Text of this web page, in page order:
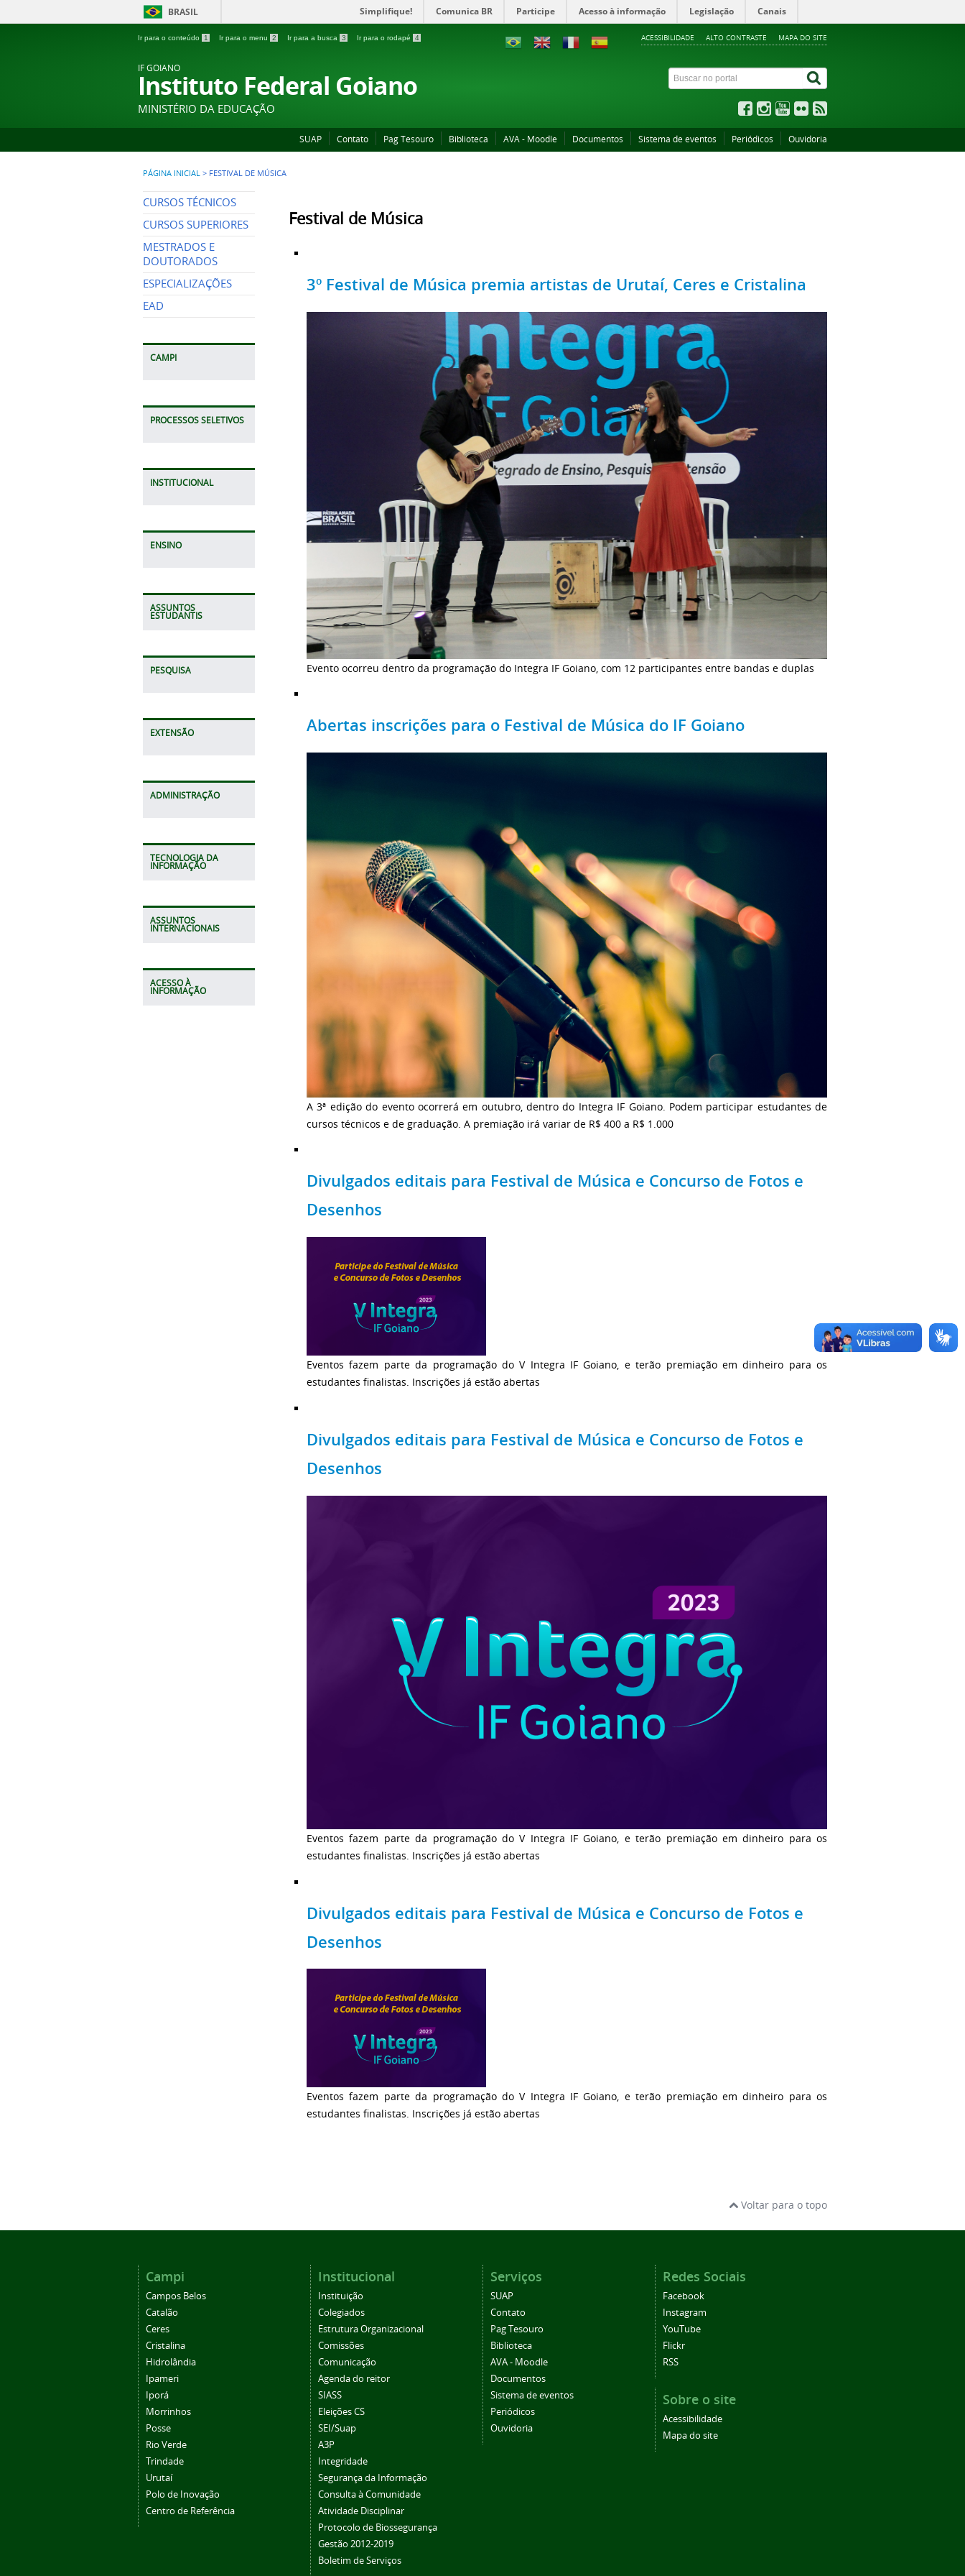
BRASIL Simplifique! Comunica BR Participe Acesso à informação Legislação Canais
Ir para o conteúdo 1 Ir para o menu 2 Ir para a busca 3 Ir para o rodapé 4 ACESSIBILIDADE ALTO CONTRASTE MAPA DO SITE
IF GOIANO
Instituto Federal Goiano
MINISTÉRIO DA EDUCAÇÃO
SUAP Contato Pag Tesouro Biblioteca AVA - Moodle Documentos Sistema de eventos Periódicos Ouvidoria
PÁGINA INICIAL > FESTIVAL DE MÚSICA
CURSOS TÉCNICOS
CURSOS SUPERIORES
MESTRADOS E
DOUTORADOS
ESPECIALIZAÇÕES
EAD
CAMPI
PROCESSOS SELETIVOS
INSTITUCIONAL
ENSINO
ASSUNTOS
ESTUDANTIS
PESQUISA
EXTENSÃO
ADMINISTRAÇÃO
TECNOLOGIA DA
INFORMAÇÃO
ASSUNTOS
INTERNACIONAIS
ACESSO À
INFORMAÇÃO
Festival de Música
3º Festival de Música premia artistas de Urutaí, Ceres e Cristalina
Evento ocorreu dentro da programação do Integra IF Goiano, com 12 participantes entre bandas e duplas
Abertas inscrições para o Festival de Música do IF Goiano
A 3ª edição do evento ocorrerá em outubro, dentro do Integra IF Goiano. Podem participar estudantes de
cursos técnicos e de graduação. A premiação irá variar de R$ 400 a R$ 1.000
Divulgados editais para Festival de Música e Concurso de Fotos e
Desenhos
Eventos fazem parte da programação do V Integra IF Goiano, e terão premiação em dinheiro para os
estudantes finalistas. Inscrições já estão abertas
Divulgados editais para Festival de Música e Concurso de Fotos e
Desenhos
Eventos fazem parte da programação do V Integra IF Goiano, e terão premiação em dinheiro para os
estudantes finalistas. Inscrições já estão abertas
Divulgados editais para Festival de Música e Concurso de Fotos e
Desenhos
Eventos fazem parte da programação do V Integra IF Goiano, e terão premiação em dinheiro para os
estudantes finalistas. Inscrições já estão abertas
Voltar para o topo
Campi
Campos Belos
Catalão
Ceres
Cristalina
Hidrolândia
Ipameri
Iporá
Morrinhos
Posse
Rio Verde
Trindade
Urutaí
Polo de Inovação
Centro de Referência
Institucional
Instituição
Colegiados
Estrutura Organizacional
Comissões
Comunicação
Agenda do reitor
SIASS
Eleições CS
SEI/Suap
A3P
Integridade
Segurança da Informação
Consulta à Comunidade
Atividade Disciplinar
Protocolo de Biossegurança
Gestão 2012-2019
Boletim de Serviços
Serviços
SUAP
Contato
Pag Tesouro
Biblioteca
AVA - Moodle
Documentos
Sistema de eventos
Periódicos
Ouvidoria
Redes Sociais
Facebook
Instagram
YouTube
Flickr
RSS
Sobre o site
Acessibilidade
Mapa do site